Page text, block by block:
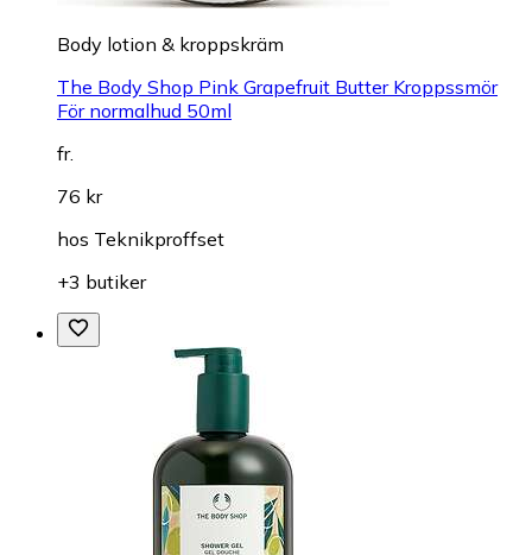
Body lotion & kroppskräm
The Body Shop Pink Grapefruit Butter Kroppssmör
För normalhud 50ml
fr.
76 kr
hos Teknikproffset
+3 butiker